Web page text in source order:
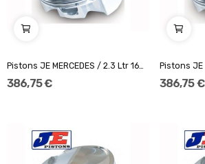
386,75 € 386,75 €